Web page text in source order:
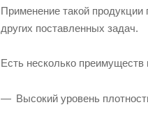
Применение такой продукции
других поставленных задач.
Есть несколько
Высокий уровень